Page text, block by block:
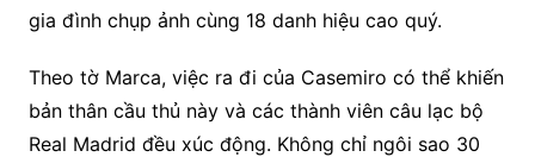
gia đình chụp ảnh cùng 18 danh hiệu cao quý.
Theo tờ Marca, việc ra đi của Casemiro có thể khiến
bản thân cầu thủ này và các thành viên câu lạc bộ
Real Madrid đều xúc động. Không chỉ ngôi sao 30